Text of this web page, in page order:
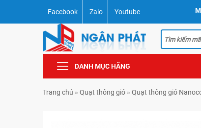
Facebook Zalo Youtube
DANH MỤC HÃNG
Trang chủ » Quạt thông gió » Quạt thông gió